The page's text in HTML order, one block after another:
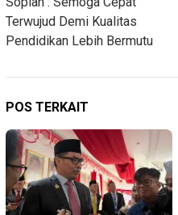
Terwujud Demi Kualitas
Pendidikan Lebih Bermutu
POS TERKAIT